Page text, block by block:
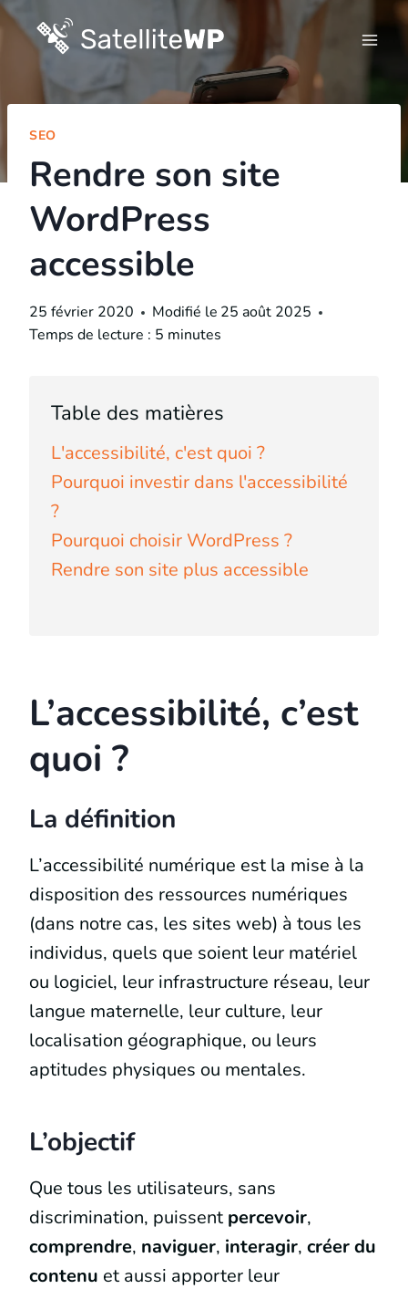
Skip
content
SEO
Rendre son site
WordPress
accessible
25 février 2020 Modifié le 25 août 2025
Temps de lecture : 5 minutes
Table des matières
L'accessibilité, c'est quoi ?
Pourquoi investir dans l'accessibilité
?
Pourquoi choisir WordPress ?
Rendre son site plus accessible
L’accessibilité, c’est
quoi ?
La définition
L’accessibilité numérique est la mise à la
disposition des ressources numériques
(dans notre cas, les sites web) à tous les
individus, quels que soient leur matériel
ou logiciel, leur infrastructure réseau, leur
langue maternelle, leur culture, leur
localisation géographique, ou leurs
aptitudes physiques ou mentales.
L’objectif
Que tous les utilisateurs, sans
discrimination, puissent percevoir,
comprendre, naviguer, interagir, créer du
contenu et aussi apporter leur